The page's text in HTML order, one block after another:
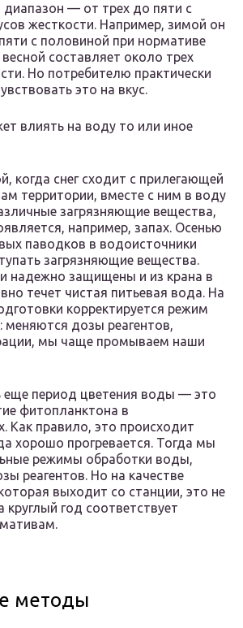
— от трех до пяти с
жесткости. Например, зимой он
с половиной при нормативе
составляет около трех
Но потребителю практически
это на вкус.
влиять на воду то или иное
когда снег сходит с прилегающей
территории, вместе с ним в воду
загрязняющие вещества,
например, запах. Осенью
паводков в водоисточники
загрязняющие вещества.
надежно защищены и из крана в
течет чистая питьевая вода. На
корректируется режим
меняются дозы реагентов,
мы чаще промываем наши
еще период цветения воды — это
фитопланктона в
Как правило, это происходит
хорошо прогревается. Тогда мы
режимы обработки воды,
реагентов. Но на качестве
выходит со станции, это не
круглый год соответствует
методы